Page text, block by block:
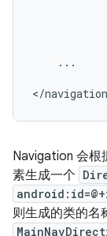
...
</
Navigation 会根
素生成一个
则生成的类的名